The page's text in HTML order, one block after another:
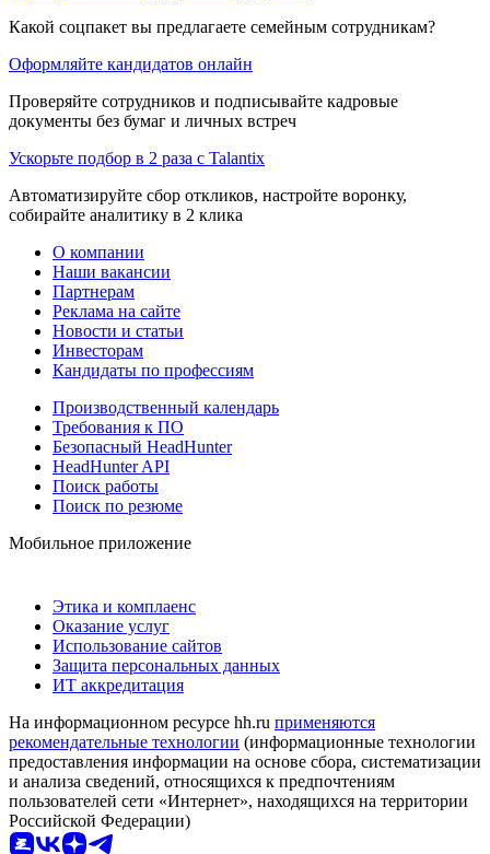
Какой соцпакет вы предлагаете семейным сотрудникам?
Оформляйте кандидатов онлайн
Проверяйте сотрудников и подписывайте кадровые
документы без бумаг и личных встреч
Ускорьте подбор в 2 раза с Talantix
Автоматизируйте сбор откликов, настройте воронку,
собирайте аналитику в 2 клика
О компании
Наши вакансии
Партнерам
Реклама на сайте
Новости и статьи
Инвесторам
Кандидаты по профессиям
Производственный календарь
Требования к ПО
Безопасный HeadHunter
HeadHunter API
Поиск работы
Поиск по резюме
Мобильное приложение
Этика и комплаенс
Оказание услуг
Использование сайтов
Защита персональных данных
ИТ аккредитация
На информационном ресурсе hh.ru применяются
рекомендательные технологии (информационные технологии
предоставления информации на основе сбора, систематизации
и анализа сведений, относящихся к предпочтениям
пользователей сети «Интернет», находящихся на территории
Российской Федерации)